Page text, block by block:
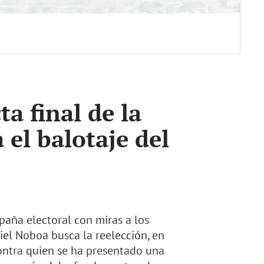
final de la
el balotaje del
electoral con miras a los
Noboa busca la reelección, en
quien se ha presentado una